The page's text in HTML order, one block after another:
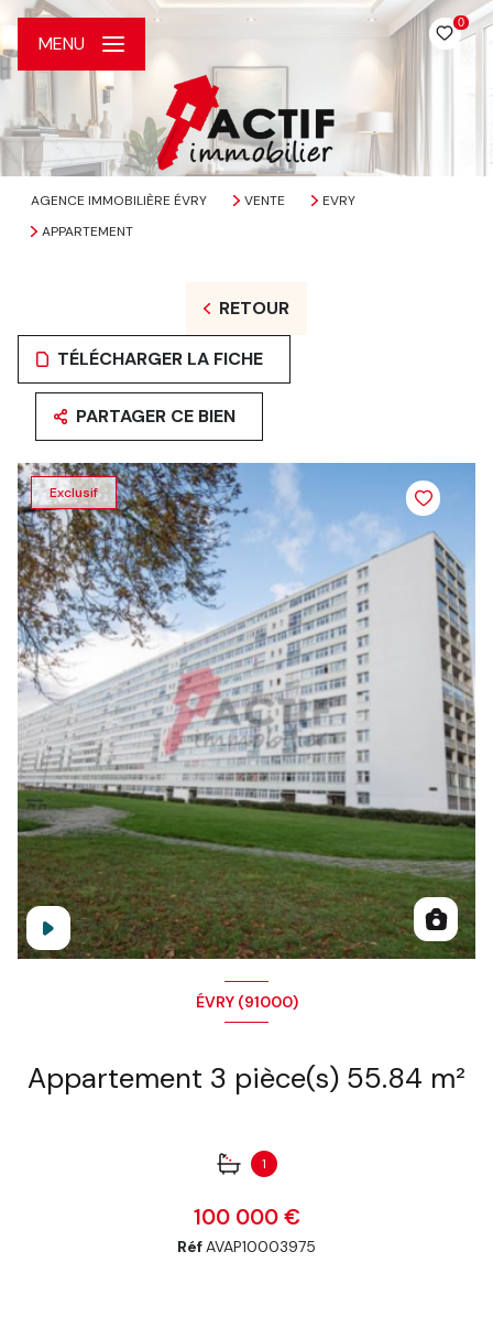
0
MENU
AGENCE IMMOBILIÈRE ÉVRY VENTE
EVRY
APPARTEMENT
RETOUR
TÉLÉCHARGER LA FICHE
PARTAGER CE BIEN
Exclusif
ÉVRY (91000)
Appartement 3 pièce(s) 55.84 m²
1
100 000 €
RéfAVAP10003975